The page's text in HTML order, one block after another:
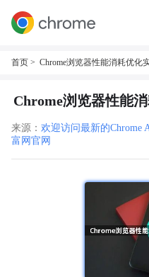
首页 > Chrome浏览器性能消耗优化
Chrome浏览器性能
来源： 欢迎访问最新的Chrome
富网官网